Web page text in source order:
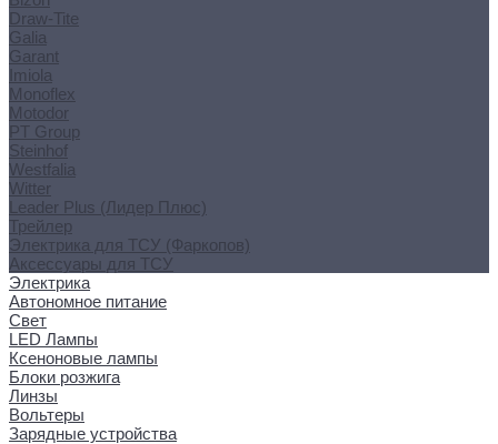
Draw-Tite
Galia
Garant
Imiola
Monoflex
Motodor
PT Group
Steinhof
Westfalia
Witter
Leader Plus (Лидер Плюс)
Трейлер
Электрика для ТСУ (Фаркопов)
Аксессуары для ТСУ
Электрика
Автономное питание
Свет
LED Лампы
Ксеноновые лампы
Блоки розжига
Линзы
Вольтеры
Зарядные устройства